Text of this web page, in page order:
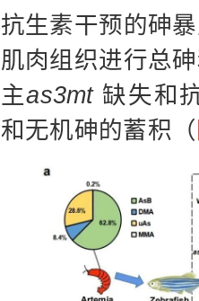
抗生素干预的砷
肌肉组织进行总
主as3mt 缺失和
和无机砷的蓄积（